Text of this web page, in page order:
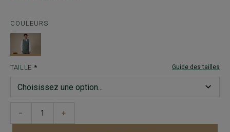
COULEURS
TAILLE Guide des tailles
− +